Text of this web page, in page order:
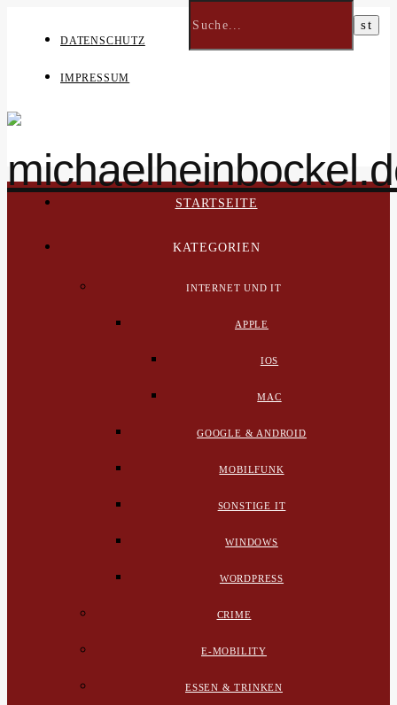
DATENSCHUTZ
IMPRESSUM
STARTSEITE
KATEGORIEN
INTERNET UND IT
APPLE
IOS
MAC
GOOGLE & ANDROID
MOBILFUNK
SONSTIGE IT
WINDOWS
WORDPRESS
CRIME
E-MOBILITY
ESSEN & TRINKEN